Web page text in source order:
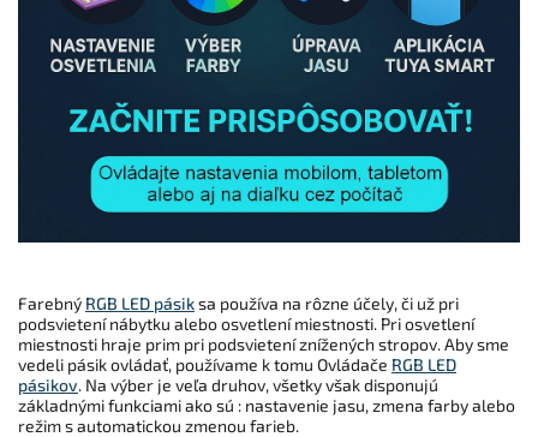
Farebný RGB LED pásiksa používa na rôzne účely, či už pri
podsvietení nábytku alebo osvetlení miestnosti. Pri osvetlení
miestnosti hraje prim pri podsvietení znížených stropov. Aby sme
vedeli pásik ovládať, používame k tomu Ovládače RGB LED
pásikov. Na výber je veľa druhov, všetky však disponujú
základnými funkciami ako sú : nastavenie jasu, zmena farby alebo
režim s automatickou zmenou farieb.